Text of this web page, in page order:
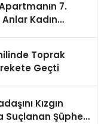
7.
Kadın
Toprak
Geçti
Kızgın
Suçlanan Şüpheli